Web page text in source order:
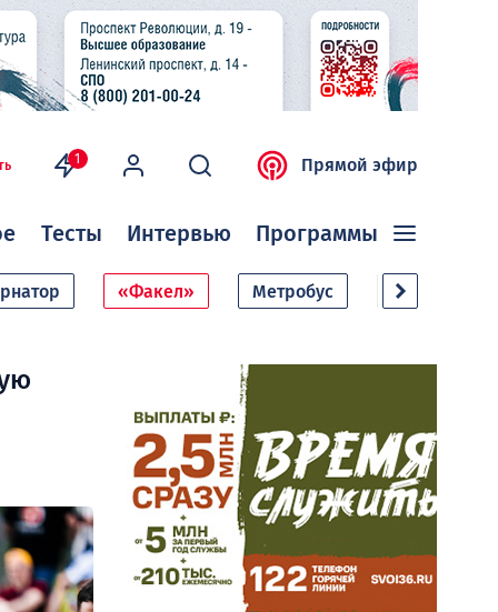
1 Прямой эфир
Тесты Интервью Программы
«Факел» Метробус Дачный